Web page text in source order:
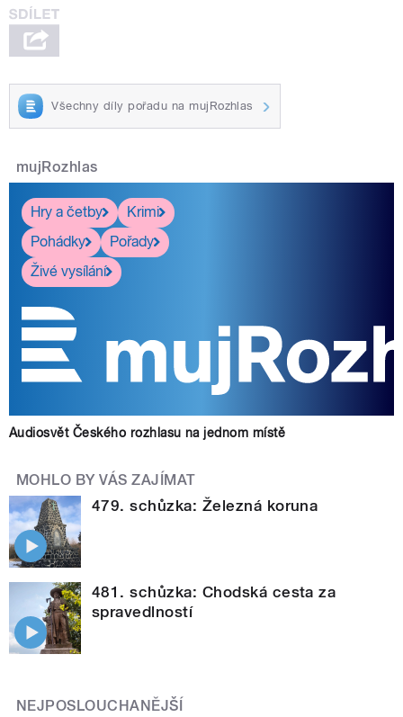
Všechny díly pořadu na mujRozhlas
mujRozhlas
Hry a četby
Krimi
Pohádky
Pořady
Živé vysílání
Audiosvět Českého rozhlasu na jednom místě
MOHLO BY VÁS ZAJÍMAT
479. schůzka: Železná koruna
481. schůzka: Chodská cesta za
spravedlností
NEJPOSLOUCHANĚJŠÍ